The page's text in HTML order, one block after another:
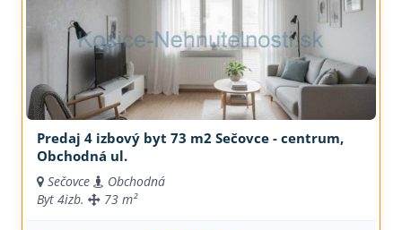
Predaj 4 izbový byt 73 m2 Sečovce - centrum,
Obchodná ul.
Sečovce
Obchodná
Byt 4izb. 73 m²